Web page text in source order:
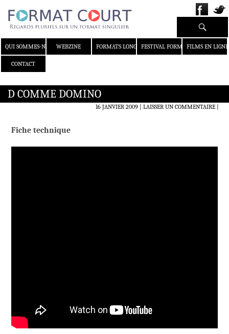
QUI SOMMES-NOUS ?WEBZINE FORMATS LONGS FESTIVAL FORMAT COURT
FILMS EN LIGNE
CONTACT
Recherche
D COMME DOMINO
16 JANVIER 2009 LAISSER UN COMMENTAIRE|
Fiche technique